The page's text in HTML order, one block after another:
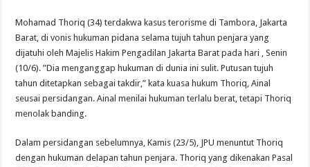
Mohamad Thoriq (34) terdakwa kasus terorisme di Tambora, Jakarta
Barat, di vonis hukuman pidana selama tujuh tahun penjara yang
dijatuhi oleh Majelis Hakim Pengadilan Jakarta Barat pada hari , Senin
(10/6). ”Dia menganggap hukuman di dunia ini sulit. Putusan tujuh
tahun ditetapkan sebagai takdir,” kata kuasa hukum Thoriq, Ainal
seusai persidangan. Ainal menilai hukuman terlalu berat, tetapi Thoriq
menolak banding.
Dalam persidangan sebelumnya, Kamis (23/5), JPU menuntut Thoriq
dengan hukuman delapan tahun penjara. Thoriq yang dikenakan Pasal